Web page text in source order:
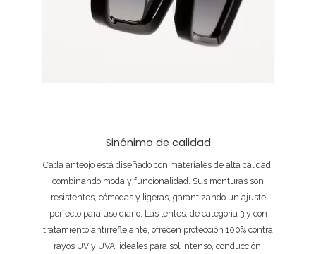
Sinónimo de calidad
Cada anteojo está diseñado con materiales de alta calidad,
combinando moda y funcionalidad. Sus monturas son
resistentes, cómodas y ligeras, garantizando un ajuste
perfecto para uso diario. Las lentes, de categoría 3 y con
tratamiento antirreflejante, ofrecen protección 100% contra
rayos UV y UVA, ideales para sol intenso, conducción,